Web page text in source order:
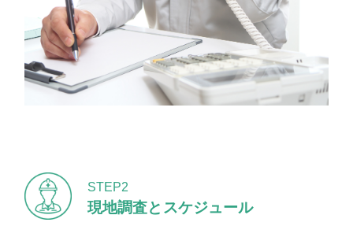
現地調査とスケジュール
STEP2